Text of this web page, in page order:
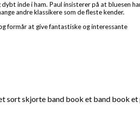
inde i ham. Paul insisterer på at bluesen
andre klassikere som de fleste kender.
formår at give fantastiske og interessante